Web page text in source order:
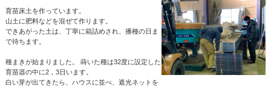
育苗床土を作っています。
山土に肥料などを混ぜて作ります。
できあがった土は、丁寧に箱詰めされ、播種の日ま
で待ちます。
種まきが始まりました。 蒔いた種は32度に設定した
育苗器の中に2，3日います。
白い芽が出てきたら、ハウスに並べ、遮光ネットを